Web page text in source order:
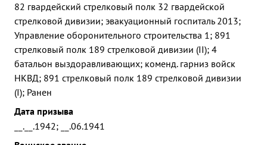
82 гвардейский стрелковый полк 32 гвардейской
стрелковой дивизии; эвакуационный госпиталь 2013;
Управление оборонительного строительства 1; 891
стрелковый полк 189 стрелковой дивизии (II); 4
батальон выздоравливающих; коменд. гарниз войск
НКВД; 891 стрелковый полк 189 стрелковой дивизии
(I); Ранен
Дата призыва
__.__.1942; __.06.1941